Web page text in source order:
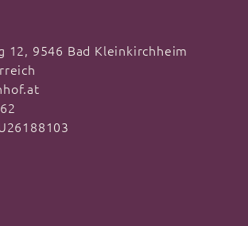
12, 9546 Bad Kleinkirchheim